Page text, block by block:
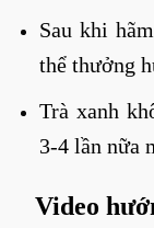
Sau khi
thể thưởng
Trà xanh
3-4 lần nữa
Video